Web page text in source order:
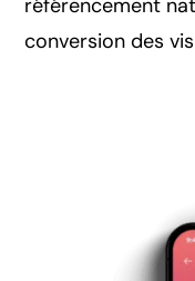
conversion des